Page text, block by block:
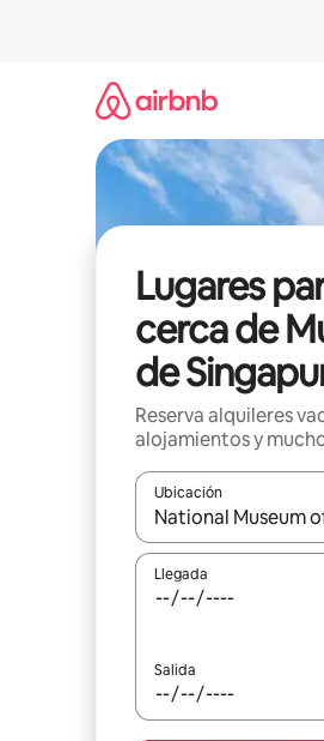
Lugares
cerca de
de
Reserva alquileres
alojamientos y
Ubicación
Cuando los
Llegada
Salida